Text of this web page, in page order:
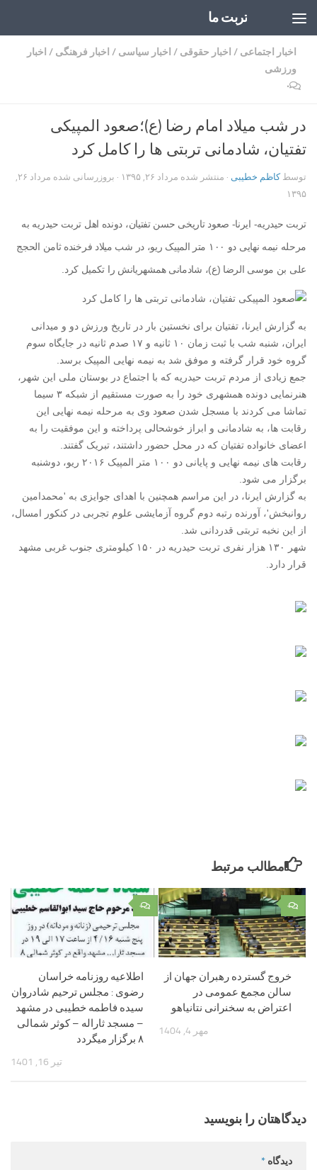
تربت ما
اخبار اجتماعی / اخبار حقوقی / اخبار سیاسی / اخبار فرهنگی / اخبار
ورزشی
۰
در شب میلاد امام رضا (ع)؛صعود المپیکی
تفتیان، شادمانی تربتی ها را کامل کرد
توسطکاظم خطیبی · منتشر شده مرداد ۲۶, ۱۳۹۵ · بروزرسانی شده
مرداد ۲۶,
۱۳۹۵
تربت حیدریه- ایرنا- صعود تاریخی حسن تفتیان، دونده اهل تربت حیدریه به
مرحله نیمه نهایی دو ۱۰۰ متر المپیک ریو، در شب میلاد فرخنده ثامن الحجج
علی بن موسی الرضا (ع)، شادمانی همشهریانش را تکمیل کرد.
به گزارش ایرنا، تفتیان برای نخستین بار در تاریخ ورزش دو و میدانی
ایران، شنبه شب با ثبت زمان ۱۰ ثانیه و ۱۷ صدم ثانیه در جایگاه سوم
گروه خود قرار گرفته و موفق شد به نیمه نهایی المپیک برسد.
جمع زیادی از مردم تربت حیدریه که با اجتماع در بوستان ملی این شهر،
هنرنمایی دونده همشهری خود را به صورت مستقیم از شبکه ۳ سیما
تماشا می کردند با مسجل شدن صعود وی به مرحله نیمه نهایی این
رقابت ها، به شادمانی و ابراز خوشحالی پرداخته و این موفقیت را به
اعضای خانواده تفتیان که در محل حضور داشتند، تبریک گفتند.
رقابت های نیمه نهایی و پایانی دو ۱۰۰ متر المپیک ۲۰۱۶ ریو، دوشنبه
برگزار می شود.
به گزارش ایرنا، در این مراسم همچنین با اهدای جوایزی به 'محمدامین
روانبخش'، آورنده رتبه دوم گروه آزمایشی علوم تجربی در کنکور امسال،
از این نخبه تربتی قدردانی شد.
شهر ۱۳۰ هزار نفری تربت حیدریه در ۱۵۰ کیلومتری جنوب غربی مشهد
قرار دارد.
مطالب مرتبط
۰
اطلاعیه روزنامه خراسان
رضوی : مجلس ترحیم شادروان
سیده فاطمه خطیبی در مشهد
– مسجد ثاراله – کوثر شمالی
۸ برگزار میگردد
تیر 16, 1401
۰
خروج گسترده رهبران جهان از
سالن مجمع عمومی در
اعتراض به سخنرانی نتانیاهو
مهر 4, 1404
دیدگاهتان را بنویسید
دیدگاه *